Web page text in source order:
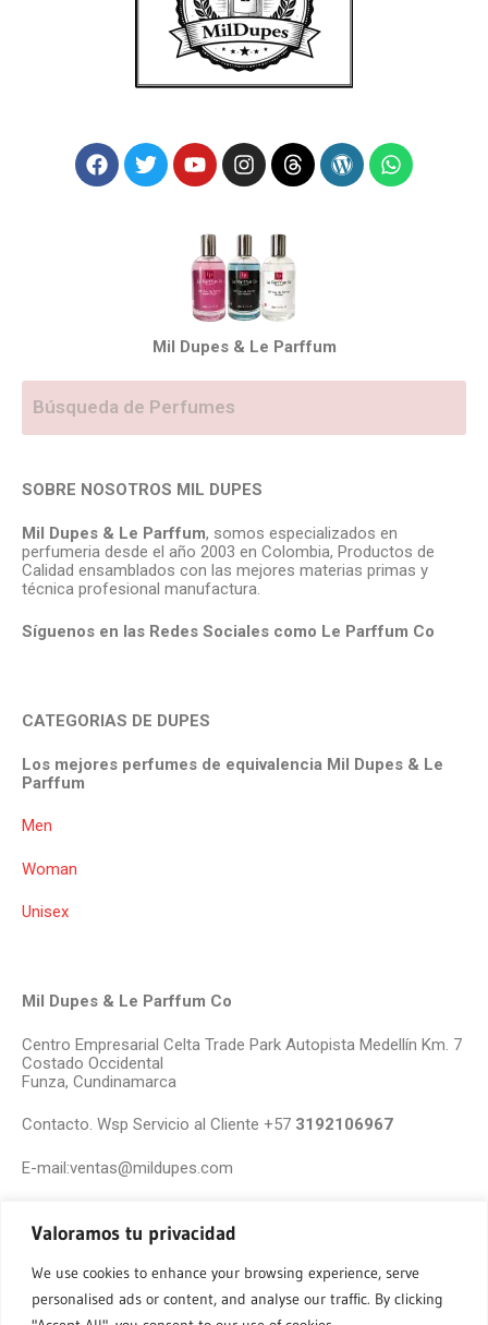
Valoramos tu privacidad
We use cookies to enhance your browsing experience, serve
personalised ads or content, and analyse our traffic. By clicking
Mil Dupes & Le Parffum
SOBRE NOSOTROS MIL DUPES
Mil Dupes & Le Parffum, somos especializados en
perfumeria desde el año 2003 en Colombia, Productos de
Calidad ensamblados con las mejores materias primas y
técnica profesional manufactura.
Síguenos en las Redes Sociales como Le Parffum Co
CATEGORIAS DE DUPES
Los mejores perfumes de equivalencia Mil Dupes & Le
Parffum
Men
Woman
Unisex
Mil Dupes & Le Parffum Co
Centro Empresarial Celta Trade Park Autopista Medellín Km. 7
Costado Occidental
Funza, Cundinamarca
Contacto. Wsp Servicio al Cliente +57 3192106967
E-mail:ventas@mildupes.com